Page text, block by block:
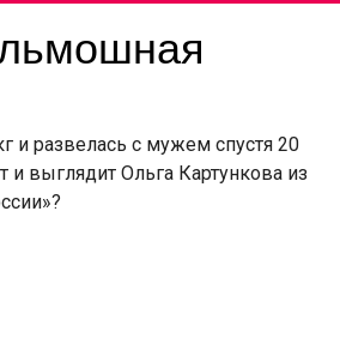
и развелась с мужем спустя 20
и выглядит Ольга Картункова из